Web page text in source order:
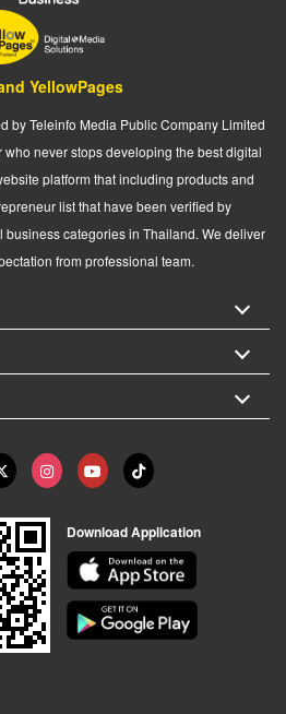
YellowPages
by Teleinfo Media Public Company Limited
never stops developing the best digital
platform that including products and
list that have been verified by
categories in Thailand. We deliver
from professional team.
Download Application